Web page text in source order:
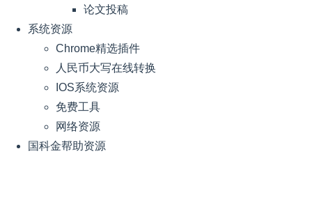
论文投稿
系统资源
Chrome精选插件
人民币大写在线转换
IOS系统资源
免费工具
网络资源
国科金帮助资源